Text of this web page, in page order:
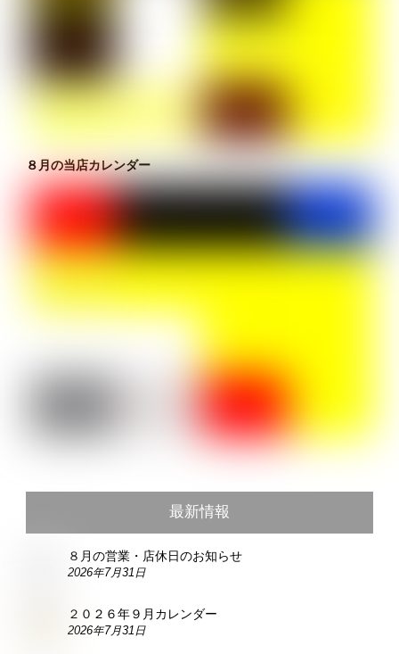
８月の当店カレンダー
最新情報
８月の営業・店休日のお知らせ
2026年7月31日
２０２６年９月カレンダー
2026年7月31日